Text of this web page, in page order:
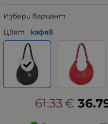
Избери вариант
Цвят
кафяв
61.33€